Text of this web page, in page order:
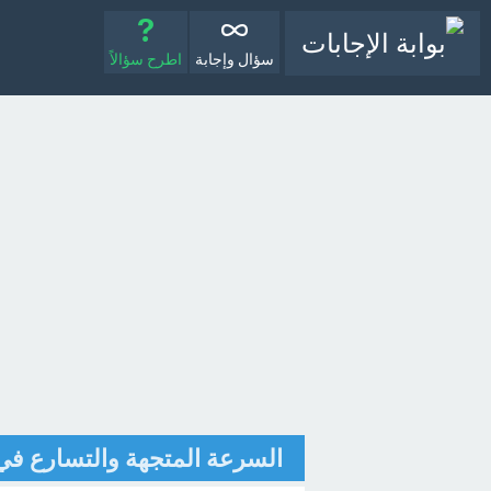
سؤال وإجابة اطرح سؤالاً
السرعة المتجهة والتسارع